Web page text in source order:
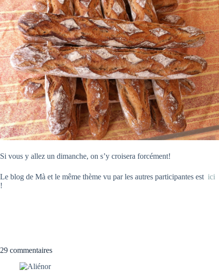
Si vous y allez un dimanche, on s’y croisera forcément!
Le blog de Mà et le même thème vu par les autres participantes est ici
!
29 commentaires